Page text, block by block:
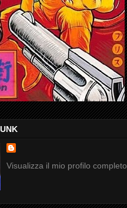
Visualizza il mio profilo completo